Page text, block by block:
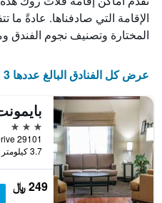
الذي
يعرض
أيام
يتضمن
المخطط
التالي
محور
Y
الذي
يعرض
متوسط
سعر
الإقامة التي صادفناها. عادةً ما
المختارة وتصنيف نجوم الفندق
عرض كل الفنادق البالغ عددها 3
3 نجوم
3.7 كيلومتر عن وسط المدينة
249 ﷼